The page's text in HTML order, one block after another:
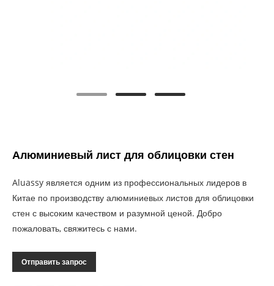
Алюминиевый лист для облицовки стен
Aluassy является одним из профессиональных лидеров в
Китае по производству алюминиевых листов для облицовки
стен с высоким качеством и разумной ценой. Добро
пожаловать, свяжитесь с нами.
Отправить запрос